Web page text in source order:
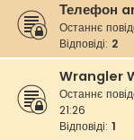
Телефон
Останнє
Відповіді: 2
Wrangler
Останнє
21:26
Відповіді: 1